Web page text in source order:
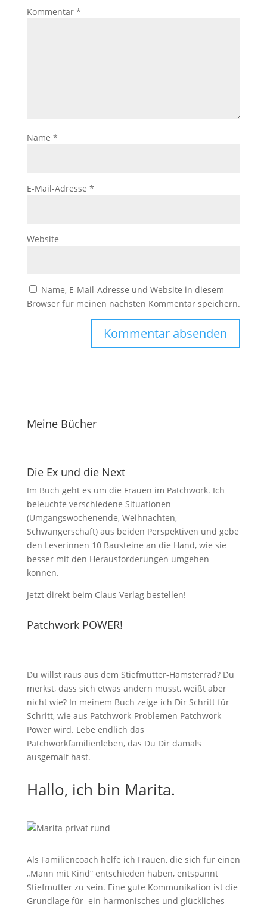
Kommentar *
Name *
E-Mail-Adresse *
Website
Name, E-Mail-Adresse und Website in diesem
Browser für meinen nächsten Kommentar speichern.
Meine Bücher
Die Ex und die Next
Im Buch geht es um die Frauen im Patchwork. Ich
beleuchte verschiedene Situationen
(Umgangswochenende, Weihnachten,
Schwangerschaft) aus beiden Perspektiven und gebe
den Leserinnen 10 Bausteine an die Hand, wie sie
besser mit den Herausforderungen umgehen
können.
Jetzt direkt beim Claus Verlag bestellen!
Patchwork POWER!
Du willst raus aus dem Stiefmutter-Hamsterrad? Du
merkst, dass sich etwas ändern musst, weißt aber
nicht wie? In meinem Buch zeige ich Dir Schritt für
Schritt, wie aus Patchwork-Problemen Patchwork
Power wird. Lebe endlich das
Patchworkfamilienleben, das Du Dir damals
ausgemalt hast.
Hallo, ich bin Marita.
Als Familiencoach helfe ich Frauen, die sich für einen
„Mann mit Kind“ entschieden haben, entspannt
Stiefmutter zu sein. Eine gute Kommunikation ist die
Grundlage für ein harmonisches und glückliches